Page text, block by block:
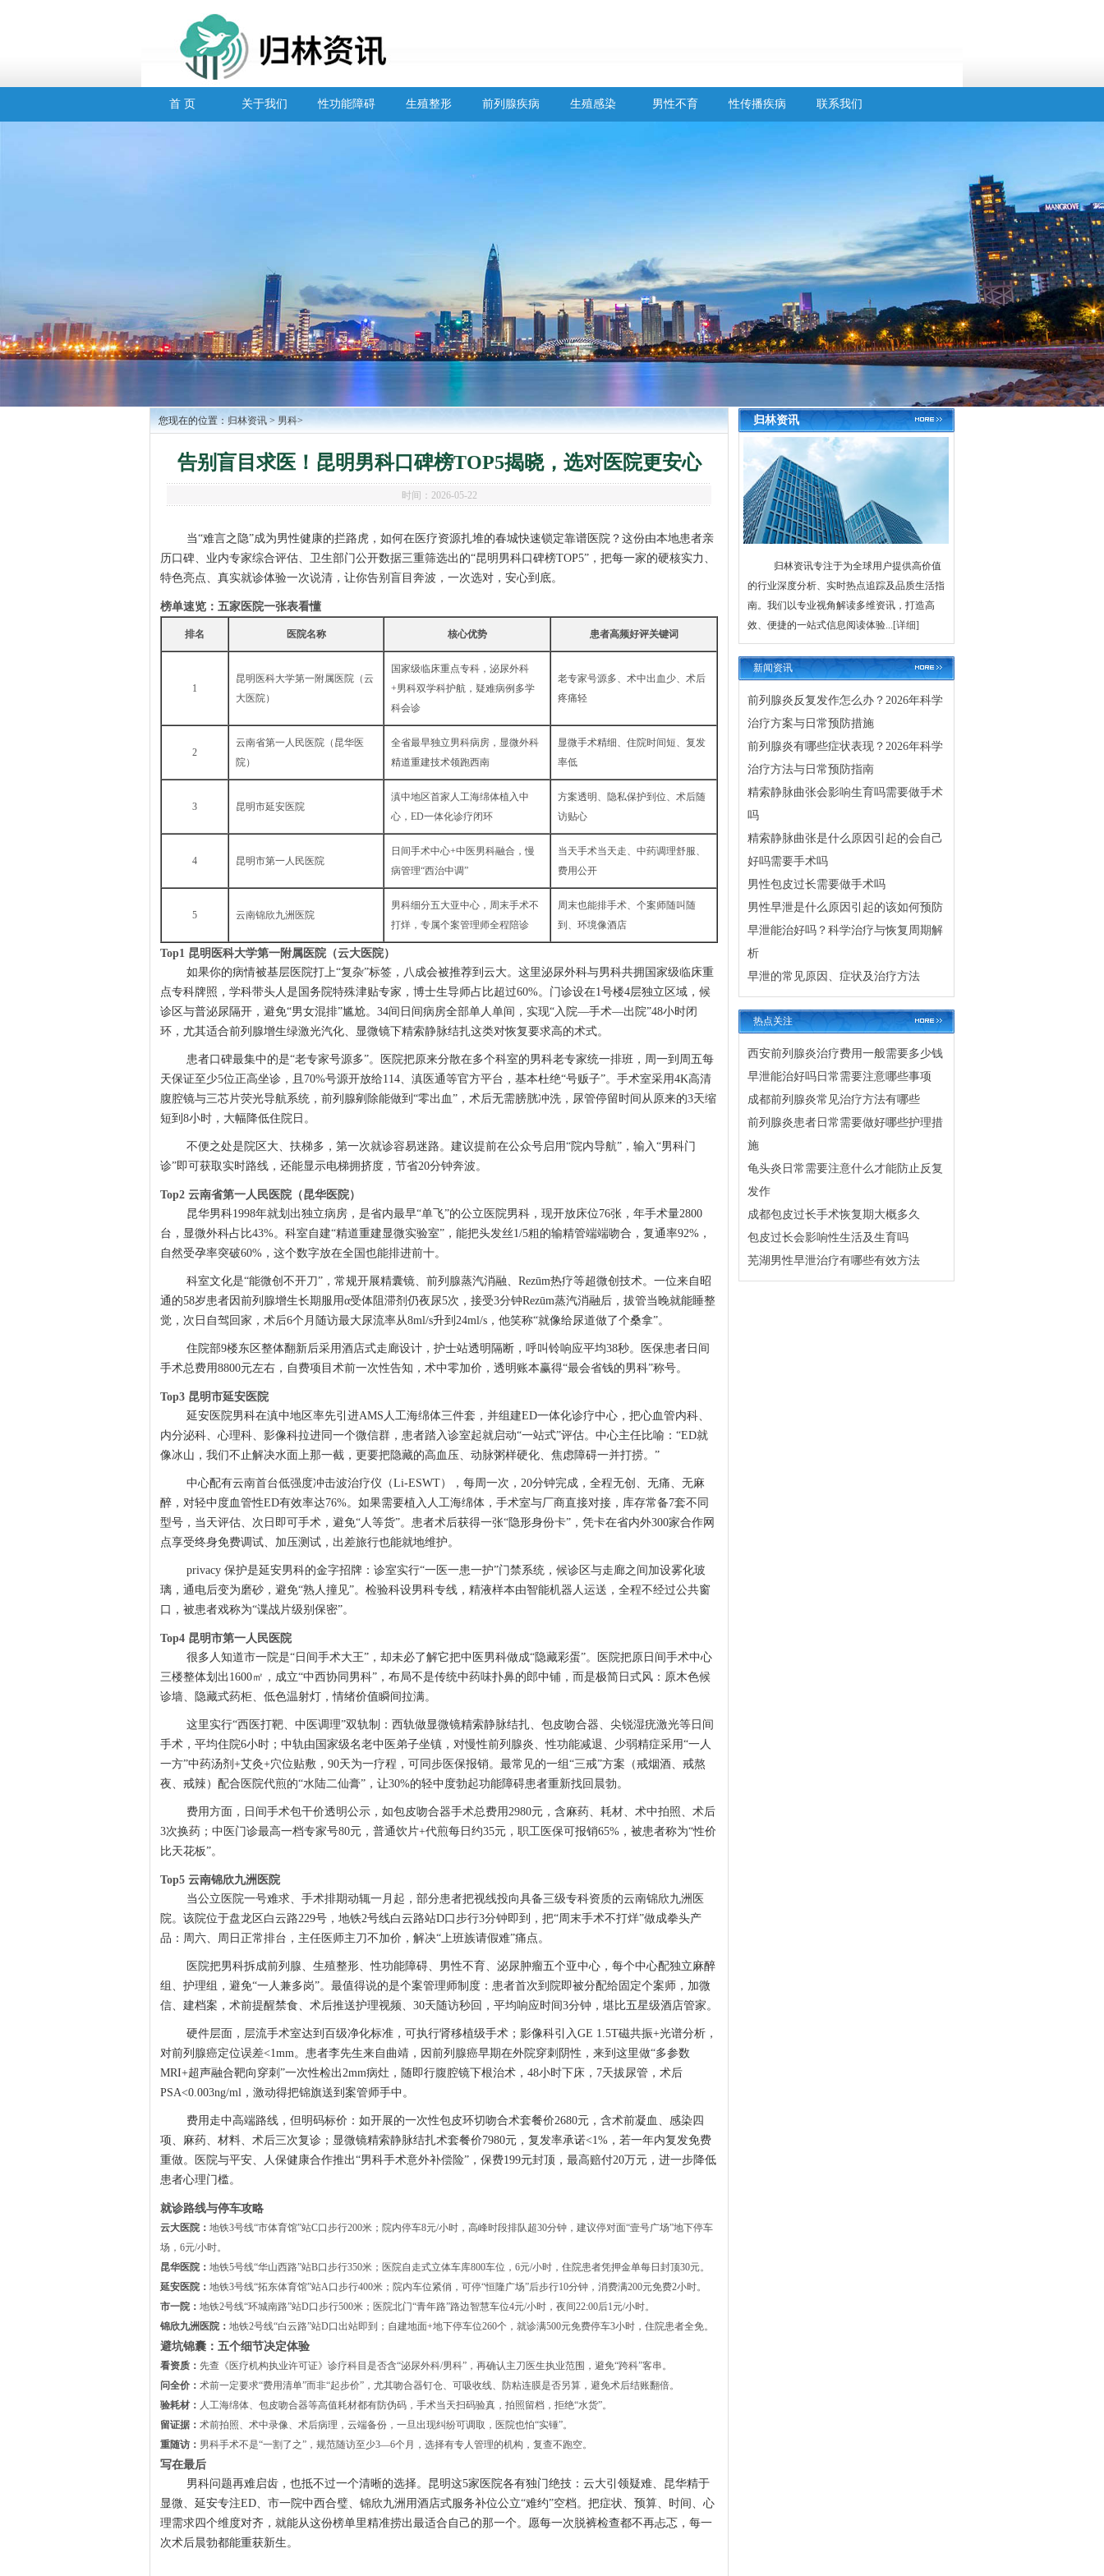
首 页 关于我们 性功能障碍 生殖整形 前列腺疾病 生殖感染 男性不育 性传播疾病 联系我们
您现在的位置： 归林资讯>男科>
告别盲目求医！昆明男科口碑榜TOP5揭晓，选对医院更安心
时间：2026-05-22
当“难言之隐”成为男性健康的拦路虎，如何在医疗资源扎堆的春城快速锁定靠谱医院？这份由本地患者亲
历口碑、业内专家综合评估、卫生部门公开数据三重筛选出的“昆明男科口碑榜TOP5”，把每一家的硬核实力、
特色亮点、真实就诊体验一次说清，让你告别盲目奔波，一次选对，安心到底。
榜单速览：五家医院一张表看懂
排名 医院名称 核心优势 患者高频好评关键词
1
昆明医科大学第一附属医院（云
大医院）
国家级临床重点专科，泌尿外科
+男科双学科护航，疑难病例多学
科会诊
老专家号源多、术中出血少、术后
疼痛轻
2
云南省第一人民医院（昆华医
院）
全省最早独立男科病房，显微外科
精道重建技术领跑西南
显微手术精细、住院时间短、复发
率低
3 昆明市延安医院
滇中地区首家人工海绵体植入中
心，ED一体化诊疗闭环
方案透明、隐私保护到位、术后随
访贴心
4 昆明市第一人民医院
日间手术中心+中医男科融合，慢
病管理“西治中调”
当天手术当天走、中药调理舒服、
费用公开
5 云南锦欣九洲医院
男科细分五大亚中心，周末手术不
打烊，专属个案管理师全程陪诊
周末也能排手术、个案师随叫随
到、环境像酒店
Top1 昆明医科大学第一附属医院（云大医院）
如果你的病情被基层医院打上“复杂”标签，八成会被推荐到云大。这里泌尿外科与男科共拥国家级临床重
点专科牌照，学科带头人是国务院特殊津贴专家，博士生导师占比超过60%。门诊设在1号楼4层独立区域，候
诊区与普泌尿隔开，避免“男女混排”尴尬。34间日间病房全部单人单间，实现“入院—手术—出院”48小时闭
环，尤其适合前列腺增生绿激光汽化、显微镜下精索静脉结扎这类对恢复要求高的术式。
患者口碑最集中的是“老专家号源多”。医院把原来分散在多个科室的男科老专家统一排班，周一到周五每
天保证至少5位正高坐诊，且70%号源开放给114、滇医通等官方平台，基本杜绝“号贩子”。手术室采用4K高清
腹腔镜与三芯片荧光导航系统，前列腺剜除能做到“零出血”，术后无需膀胱冲洗，尿管停留时间从原来的3天缩
短到8小时，大幅降低住院日。
不便之处是院区大、扶梯多，第一次就诊容易迷路。建议提前在公众号启用“院内导航”，输入“男科门
诊”即可获取实时路线，还能显示电梯拥挤度，节省20分钟奔波。
Top2 云南省第一人民医院（昆华医院）
昆华男科1998年就划出独立病房，是省内最早“单飞”的公立医院男科，现开放床位76张，年手术量2800
台，显微外科占比43%。科室自建“精道重建显微实验室”，能把头发丝1/5粗的输精管端端吻合，复通率92%，
自然受孕率突破60%，这个数字放在全国也能排进前十。
科室文化是“能微创不开刀”，常规开展精囊镜、前列腺蒸汽消融、Rezūm热疗等超微创技术。一位来自昭
通的58岁患者因前列腺增生长期服用α受体阻滞剂仍夜尿5次，接受3分钟Rezūm蒸汽消融后，拔管当晚就能睡整
觉，次日自驾回家，术后6个月随访最大尿流率从8ml/s升到24ml/s，他笑称“就像给尿道做了个桑拿”。
住院部9楼东区整体翻新后采用酒店式走廊设计，护士站透明隔断，呼叫铃响应平均38秒。医保患者日间
手术总费用8800元左右，自费项目术前一次性告知，术中零加价，透明账本赢得“最会省钱的男科”称号。
Top3 昆明市延安医院
延安医院男科在滇中地区率先引进AMS人工海绵体三件套，并组建ED一体化诊疗中心，把心血管内科、
内分泌科、心理科、影像科拉进同一个微信群，患者踏入诊室起就启动“一站式”评估。中心主任比喻：“ED就
像冰山，我们不止解决水面上那一截，更要把隐藏的高血压、动脉粥样硬化、焦虑障碍一并打捞。”
中心配有云南首台低强度冲击波治疗仪（Li-ESWT），每周一次，20分钟完成，全程无创、无痛、无麻
醉，对轻中度血管性ED有效率达76%。如果需要植入人工海绵体，手术室与厂商直接对接，库存常备7套不同
型号，当天评估、次日即可手术，避免“人等货”。患者术后获得一张“隐形身份卡”，凭卡在省内外300家合作网
点享受终身免费调试、加压测试，出差旅行也能就地维护。
privacy 保护是延安男科的金字招牌：诊室实行“一医一患一护”门禁系统，候诊区与走廊之间加设雾化玻
璃，通电后变为磨砂，避免“熟人撞见”。检验科设男科专线，精液样本由智能机器人运送，全程不经过公共窗
口，被患者戏称为“谍战片级别保密”。
Top4 昆明市第一人民医院
很多人知道市一院是“日间手术大王”，却未必了解它把中医男科做成“隐藏彩蛋”。医院把原日间手术中心
三楼整体划出1600㎡，成立“中西协同男科”，布局不是传统中药味扑鼻的郎中铺，而是极简日式风：原木色候
诊墙、隐藏式药柜、低色温射灯，情绪价值瞬间拉满。
这里实行“西医打靶、中医调理”双轨制：西轨做显微镜精索静脉结扎、包皮吻合器、尖锐湿疣激光等日间
手术，平均住院6小时；中轨由国家级名老中医弟子坐镇，对慢性前列腺炎、性功能减退、少弱精症采用“一人
一方”中药汤剂+艾灸+穴位贴敷，90天为一疗程，可同步医保报销。最常见的一组“三戒”方案（戒烟酒、戒熬
夜、戒辣）配合医院代煎的“水陆二仙膏”，让30%的轻中度勃起功能障碍患者重新找回晨勃。
费用方面，日间手术包干价透明公示，如包皮吻合器手术总费用2980元，含麻药、耗材、术中拍照、术后
3次换药；中医门诊最高一档专家号80元，普通饮片+代煎每日约35元，职工医保可报销65%，被患者称为“性价
比天花板”。
Top5 云南锦欣九洲医院
当公立医院一号难求、手术排期动辄一月起，部分患者把视线投向具备三级专科资质的云南锦欣九洲医
院。该院位于盘龙区白云路229号，地铁2号线白云路站D口步行3分钟即到，把“周末手术不打烊”做成拳头产
品：周六、周日正常排台，主任医师主刀不加价，解决“上班族请假难”痛点。
医院把男科拆成前列腺、生殖整形、性功能障碍、男性不育、泌尿肿瘤五个亚中心，每个中心配独立麻醉
组、护理组，避免“一人兼多岗”。最值得说的是个案管理师制度：患者首次到院即被分配给固定个案师，加微
信、建档案，术前提醒禁食、术后推送护理视频、30天随访秒回，平均响应时间3分钟，堪比五星级酒店管家。
硬件层面，层流手术室达到百级净化标准，可执行肾移植级手术；影像科引入GE 1.5T磁共振+光谱分析，
对前列腺癌定位误差<1mm。患者李先生来自曲靖，因前列腺癌早期在外院穿刺阴性，来到这里做“多参数
MRI+超声融合靶向穿刺”一次性检出2mm病灶，随即行腹腔镜下根治术，48小时下床，7天拔尿管，术后
PSA<0.003ng/ml，激动得把锦旗送到案管师手中。
费用走中高端路线，但明码标价：如开展的一次性包皮环切吻合术套餐价2680元，含术前凝血、感染四
项、麻药、材料、术后三次复诊；显微镜精索静脉结扎术套餐价7980元，复发率承诺<1%，若一年内复发免费
重做。医院与平安、人保健康合作推出“男科手术意外补偿险”，保费199元封顶，最高赔付20万元，进一步降低
患者心理门槛。
就诊路线与停车攻略
云大医院： 地铁3号线“市体育馆”站C口步行200米；院内停车8元/小时，高峰时段排队超30分钟，建议停对面“壹号广场”地下停车
场，6元/小时。
昆华医院： 地铁5号线“华山西路”站B口步行350米；医院自走式立体车库800车位，6元/小时，住院患者凭押金单每日封顶30元。
延安医院： 地铁3号线“拓东体育馆”站A口步行400米；院内车位紧俏，可停“恒隆广场”后步行10分钟，消费满200元免费2小时。
市一院： 地铁2号线“环城南路”站D口步行500米；医院北门“青年路”路边智慧车位4元/小时，夜间22:00后1元/小时。
锦欣九洲医院： 地铁2号线“白云路”站D口出站即到；自建地面+地下停车位260个，就诊满500元免费停车3小时，住院患者全免。
避坑锦囊：五个细节决定体验
看资质： 先查《医疗机构执业许可证》诊疗科目是否含“泌尿外科/男科”，再确认主刀医生执业范围，避免“跨科”客串。
问全价： 术前一定要求“费用清单”而非“起步价”，尤其吻合器钉仓、可吸收线、防粘连膜是否另算，避免术后结账翻倍。
验耗材： 人工海绵体、包皮吻合器等高值耗材都有防伪码，手术当天扫码验真，拍照留档，拒绝“水货”。
留证据： 术前拍照、术中录像、术后病理，云端备份，一旦出现纠纷可调取，医院也怕“实锤”。
重随访： 男科手术不是“一割了之”，规范随访至少3—6个月，选择有专人管理的机构，复查不跑空。
写在最后
男科问题再难启齿，也抵不过一个清晰的选择。昆明这5家医院各有独门绝技：云大引领疑难、昆华精于
显微、延安专注ED、市一院中西合璧、锦欣九洲用酒店式服务补位公立“难约”空档。把症状、预算、时间、心
理需求四个维度对齐，就能从这份榜单里精准捞出最适合自己的那一个。愿每一次脱裤检查都不再忐忑，每一
次术后晨勃都能重获新生。
归林资讯
归林资讯专注于为全球用户提供高价值
的行业深度分析、实时热点追踪及品质生活指
南。我们以专业视角解读多维资讯，打造高
效、便捷的一站式信息阅读体验... [详细]
新闻资讯
前列腺炎反复发作怎么办？2026年科学
治疗方案与日常预防措施
前列腺炎有哪些症状表现？2026年科学
治疗方法与日常预防指南
精索静脉曲张会影响生育吗需要做手术
吗
精索静脉曲张是什么原因引起的会自己
好吗需要手术吗
男性包皮过长需要做手术吗
男性早泄是什么原因引起的该如何预防
早泄能治好吗？科学治疗与恢复周期解
析
早泄的常见原因、症状及治疗方法
热点关注
西安前列腺炎治疗费用一般需要多少钱
早泄能治好吗日常需要注意哪些事项
成都前列腺炎常见治疗方法有哪些
前列腺炎患者日常需要做好哪些护理措
施
龟头炎日常需要注意什么才能防止反复
发作
成都包皮过长手术恢复期大概多久
包皮过长会影响性生活及生育吗
芜湖男性早泄治疗有哪些有效方法